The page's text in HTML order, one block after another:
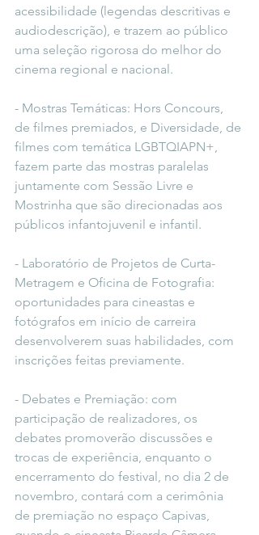
acessibilidade (legendas descritivas e
audiodescrição), e trazem ao público
uma seleção rigorosa do melhor do
cinema regional e nacional.
- Mostras Temáticas: Hors Concours,
de filmes premiados, e Diversidade, de
filmes com temática LGBTQIAPN+,
fazem parte das mostras paralelas
juntamente com Sessão Livre e
Mostrinha que são direcionadas aos
públicos infantojuvenil e infantil.
- Laboratório de Projetos de Curta-
Metragem e Oficina de Fotografia:
oportunidades para cineastas e
fotógrafos em início de carreira
desenvolverem suas habilidades, com
inscrições feitas previamente.
- Debates e Premiação: com
participação de realizadores, os
debates promoverão discussões e
trocas de experiência, enquanto o
encerramento do festival, no dia 2 de
novembro, contará com a cerimônia
de premiação no espaço Capivas,